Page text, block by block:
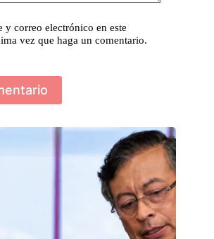
y correo electrónico en este
vez que haga un comentario.